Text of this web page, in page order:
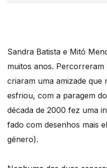
Sandra Batista e Mitó
muitos anos.
criaram uma amizade
esfriou, com a paragem
década de 2000 fez uma
fado com desenhos mais
género).